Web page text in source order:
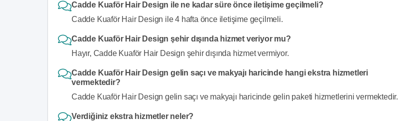
Cadde Kuaför Hair Design ile ne kadar süre önce iletişime geçilmeli?
Cadde Kuaför Hair Design ile 4 hafta önce iletişime geçilmeli.
Cadde Kuaför Hair Design şehir dışında hizmet veriyor mu?
Hayır, Cadde Kuaför Hair Design şehir dışında hizmet vermiyor.
Cadde Kuaför Hair Design gelin saçı ve makyajı haricinde hangi ekstra hizmetleri
vermektedir?
Cadde Kuaför Hair Design gelin saçı ve makyajı haricinde gelin paketi hizmetlerini vermektedir.
Verdiğiniz ekstra hizmetler neler?